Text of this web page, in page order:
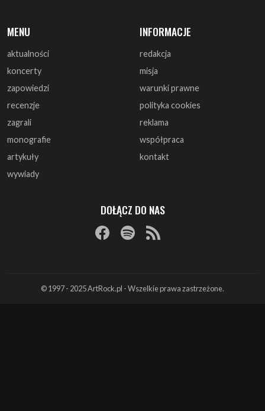
zapowiedzi
recenzje
zagrali
monografie
artykuły
wywiady
warunki prawne
polityka cookies
reklama
współpraca
kontakt
DOŁĄCZ DO NAS
© 1997 - 2025 ArtRock.pl - Wszelkie prawa zastrzeżone.